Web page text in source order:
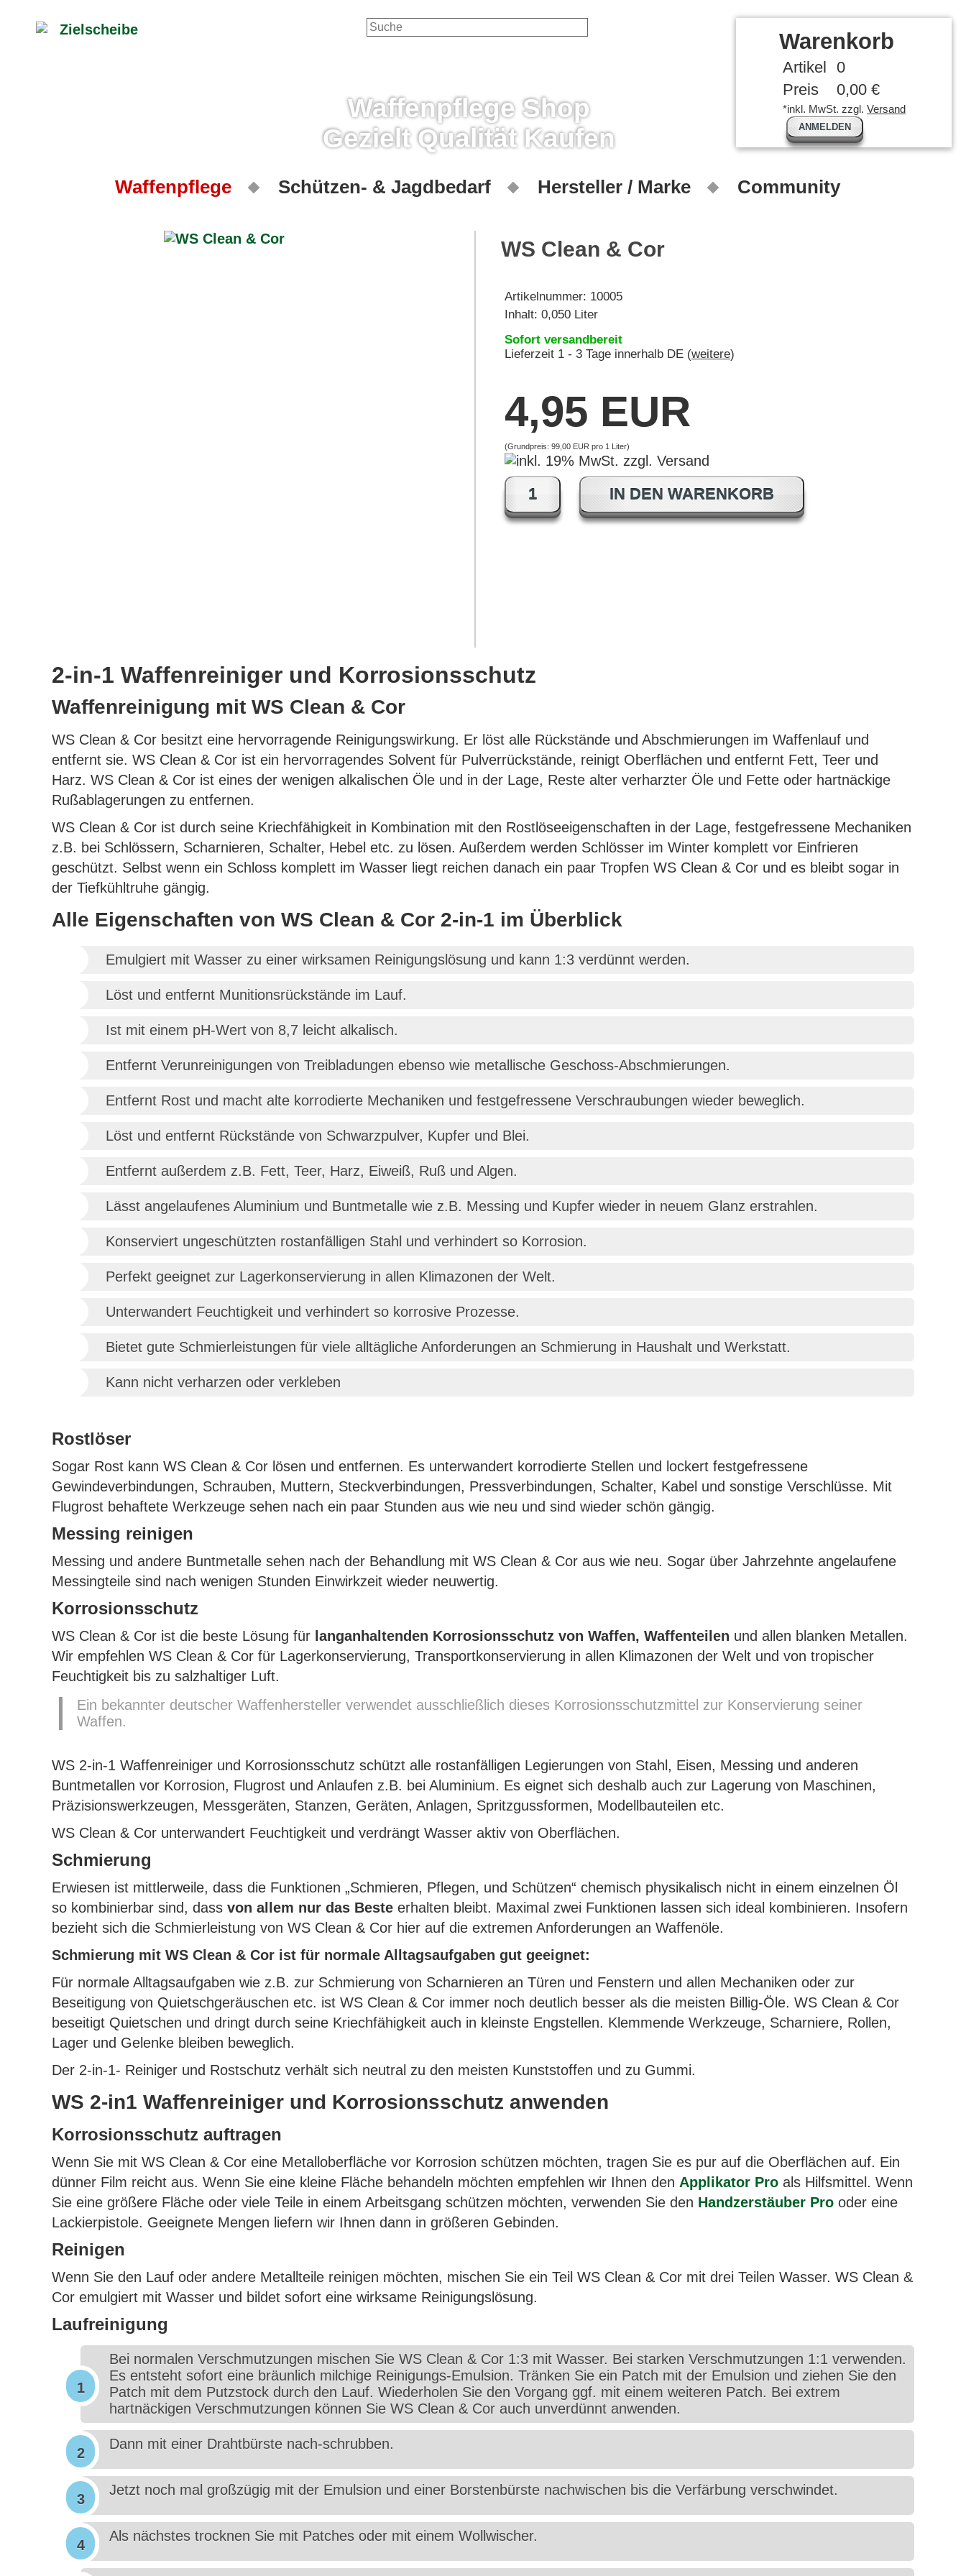
Waffenpflege Shop
Gezielt Qualität Kaufen
Warenkorb
Artikel 0
Preis
0,00 €
*inkl. MwSt. zzgl. Versand
ANMELDEN
Waffenpflege Schützen- & Jagdbedarf Hersteller / Marke Community
WS Clean & Cor
Artikelnummer: 10005
Inhalt: 0,050 Liter
Sofort versandbereit
Lieferzeit 1 - 3 Tage innerhalb DE (weitere)
4,95 EUR
(Grundpreis: 99,00 EUR pro 1 Liter)
IN DEN WARENKORB
2-in-1 Waffenreiniger und Korrosionsschutz
Waffenreinigung mit WS Clean & Cor
WS Clean & Cor besitzt eine hervorragende Reinigungswirkung. Er löst alle Rückstände und Abschmierungen im Waffenlauf und
entfernt sie. WS Clean & Cor ist ein hervorragendes Solvent für Pulverrückstände, reinigt Oberflächen und entfernt Fett, Teer und
Harz. WS Clean & Cor ist eines der wenigen alkalischen Öle und in der Lage, Reste alter verharzter Öle und Fette oder hartnäckige
Rußablagerungen zu entfernen.
WS Clean & Cor ist durch seine Kriechfähigkeit in Kombination mit den Rostlöseeigenschaften in der Lage, festgefressene Mechaniken
z.B. bei Schlössern, Scharnieren, Schalter, Hebel etc. zu lösen. Außerdem werden Schlösser im Winter komplett vor Einfrieren
geschützt. Selbst wenn ein Schloss komplett im Wasser liegt reichen danach ein paar Tropfen WS Clean & Cor und es bleibt sogar in
der Tiefkühltruhe gängig.
Alle Eigenschaften von WS Clean & Cor 2-in-1 im Überblick
Emulgiert mit Wasser zu einer wirksamen Reinigungslösung und kann 1:3 verdünnt werden.
Löst und entfernt Munitionsrückstände im Lauf.
Ist mit einem pH-Wert von 8,7 leicht alkalisch.
Entfernt Verunreinigungen von Treibladungen ebenso wie metallische Geschoss-Abschmierungen.
Entfernt Rost und macht alte korrodierte Mechaniken und festgefressene Verschraubungen wieder beweglich.
Löst und entfernt Rückstände von Schwarzpulver, Kupfer und Blei.
Entfernt außerdem z.B. Fett, Teer, Harz, Eiweiß, Ruß und Algen.
Lässt angelaufenes Aluminium und Buntmetalle wie z.B. Messing und Kupfer wieder in neuem Glanz erstrahlen.
Konserviert ungeschützten rostanfälligen Stahl und verhindert so Korrosion.
Perfekt geeignet zur Lagerkonservierung in allen Klimazonen der Welt.
Unterwandert Feuchtigkeit und verhindert so korrosive Prozesse.
Bietet gute Schmierleistungen für viele alltägliche Anforderungen an Schmierung in Haushalt und Werkstatt.
Kann nicht verharzen oder verkleben
Rostlöser
Sogar Rost kann WS Clean & Cor lösen und entfernen. Es unterwandert korrodierte Stellen und lockert festgefressene
Gewindeverbindungen, Schrauben, Muttern, Steckverbindungen, Pressverbindungen, Schalter, Kabel und sonstige Verschlüsse. Mit
Flugrost behaftete Werkzeuge sehen nach ein paar Stunden aus wie neu und sind wieder schön gängig.
Messing reinigen
Messing und andere Buntmetalle sehen nach der Behandlung mit WS Clean & Cor aus wie neu. Sogar über Jahrzehnte angelaufene
Messingteile sind nach wenigen Stunden Einwirkzeit wieder neuwertig.
Korrosionsschutz
WS Clean & Cor ist die beste Lösung für langanhaltenden Korrosionsschutz von Waffen, Waffenteilen und allen blanken Metallen.
Wir empfehlen WS Clean & Cor für Lagerkonservierung, Transportkonservierung in allen Klimazonen der Welt und von tropischer
Feuchtigkeit bis zu salzhaltiger Luft.
Ein bekannter deutscher Waffenhersteller verwendet ausschließlich dieses Korrosionsschutzmittel zur Konservierung seiner
Waffen.
WS 2-in-1 Waffenreiniger und Korrosionsschutz schützt alle rostanfälligen Legierungen von Stahl, Eisen, Messing und anderen
Buntmetallen vor Korrosion, Flugrost und Anlaufen z.B. bei Aluminium. Es eignet sich deshalb auch zur Lagerung von Maschinen,
Präzisionswerkzeugen, Messgeräten, Stanzen, Geräten, Anlagen, Spritzgussformen, Modellbauteilen etc.
WS Clean & Cor unterwandert Feuchtigkeit und verdrängt Wasser aktiv von Oberflächen.
Schmierung
Erwiesen ist mittlerweile, dass die Funktionen „Schmieren, Pflegen, und Schützen“ chemisch physikalisch nicht in einem einzelnen Öl
so kombinierbar sind, dass von allem nur das Beste erhalten bleibt. Maximal zwei Funktionen lassen sich ideal kombinieren. Insofern
bezieht sich die Schmierleistung von WS Clean & Cor hier auf die extremen Anforderungen an Waffenöle.
Schmierung mit WS Clean & Cor ist für normale Alltagsaufgaben gut geeignet:
Für normale Alltagsaufgaben wie z.B. zur Schmierung von Scharnieren an Türen und Fenstern und allen Mechaniken oder zur
Beseitigung von Quietschgeräuschen etc. ist WS Clean & Cor immer noch deutlich besser als die meisten Billig-Öle. WS Clean & Cor
beseitigt Quietschen und dringt durch seine Kriechfähigkeit auch in kleinste Engstellen. Klemmende Werkzeuge, Scharniere, Rollen,
Lager und Gelenke bleiben beweglich.
Der 2-in-1- Reiniger und Rostschutz verhält sich neutral zu den meisten Kunststoffen und zu Gummi.
WS 2-in1 Waffenreiniger und Korrosionsschutz anwenden
Korrosionsschutz auftragen
Wenn Sie mit WS Clean & Cor eine Metalloberfläche vor Korrosion schützen möchten, tragen Sie es pur auf die Oberflächen auf. Ein
dünner Film reicht aus. Wenn Sie eine kleine Fläche behandeln möchten empfehlen wir Ihnen den Applikator Pro als Hilfsmittel. Wenn
Sie eine größere Fläche oder viele Teile in einem Arbeitsgang schützen möchten, verwenden Sie den Handzerstäuber Pro oder eine
Lackierpistole. Geeignete Mengen liefern wir Ihnen dann in größeren Gebinden.
Reinigen
Wenn Sie den Lauf oder andere Metallteile reinigen möchten, mischen Sie ein Teil WS Clean & Cor mit drei Teilen Wasser. WS Clean &
Cor emulgiert mit Wasser und bildet sofort eine wirksame Reinigungslösung.
Laufreinigung
Bei normalen Verschmutzungen mischen Sie WS Clean & Cor 1:3 mit Wasser. Bei starken Verschmutzungen 1:1 verwenden.
Es entsteht sofort eine bräunlich milchige Reinigungs-Emulsion. Tränken Sie ein Patch mit der Emulsion und ziehen Sie den
Patch mit dem Putzstock durch den Lauf. Wiederholen Sie den Vorgang ggf. mit einem weiteren Patch. Bei extrem
hartnäckigen Verschmutzungen können Sie WS Clean & Cor auch unverdünnt anwenden.
Dann mit einer Drahtbürste nach-schrubben.
Jetzt noch mal großzügig mit der Emulsion und einer Borstenbürste nachwischen bis die Verfärbung verschwindet.
Als nächstes trocknen Sie mit Patches oder mit einem Wollwischer.